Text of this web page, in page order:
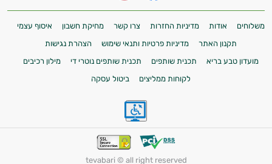
משלוחים אודות מדיניות החזרות צרו קשר מחיקת חשבון
איסוף עצמי
תקנון האתר
מדיניות פרטיות ותנאי שימוש
הצהרת נגישות
מועדון טבע בריא
תכנית שותפים תכנית שותפים נוטרי די
מילון רכיבים
לקוחות ממליצים
ביטול עסקה
tevabari © all right reserved